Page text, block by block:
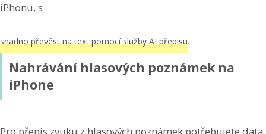
iPhonu, s
snadno převést na text pomocí služby AI přepisu.
Nahrávání hlasových poznámek na
iPhone